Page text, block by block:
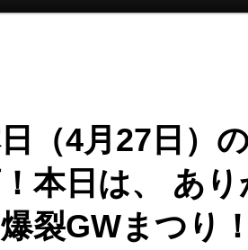
（4月27日）
本日は、 あり
爆裂GWまつり